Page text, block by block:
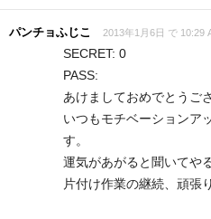
パンチョふじこ 2013年1月6日 で 10:29
SECRET: 0
PASS:
あけましておめでとうご
いつもモチベーションア
す。
運気があがると聞いてや
片付け作業の継続、頑張